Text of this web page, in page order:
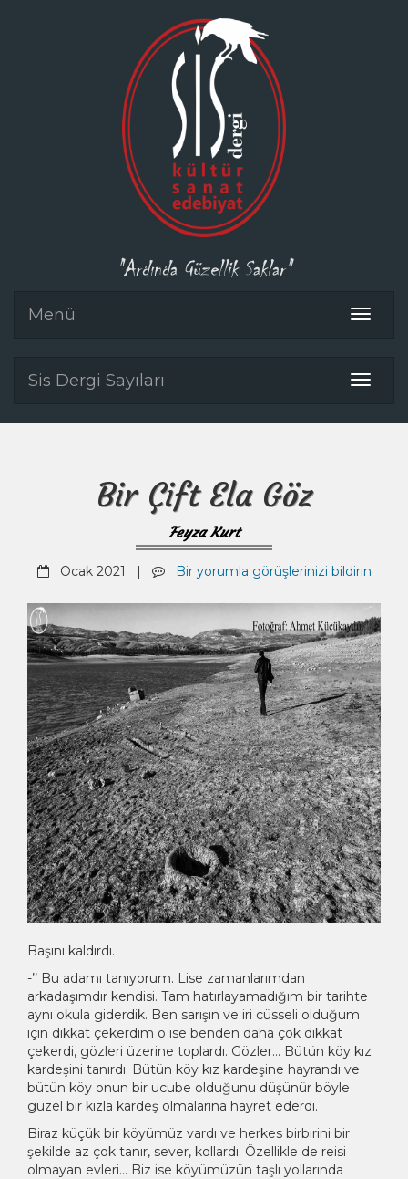
"Ardında Güzellik Saklar"
Toggle
Menü
Toggle
Sis Dergi Sayıları
Bir Çift Ela Göz
Feyza Kurt
Ocak 2021 | Bir yorumla görüşlerinizi bildirin
Başını kaldırdı.
­-’’ Bu adamı tanıyorum. Lise zamanlarımdan
arkadaşımdır kendisi. Tam hatırlayamadığım bir tarihte
aynı okula giderdik. Ben sarışın ve iri cüsseli olduğum
için dikkat çekerdim o ise benden daha çok dikkat
çekerdi, gözleri üzerine toplardı. Gözler… Bütün köy kız
kardeşini tanırdı. Bütün köy kız kardeşine hayrandı ve
bütün köy onun bir ucube olduğunu düşünür böyle
güzel bir kızla kardeş olmalarına hayret ederdi.
Biraz küçük bir köyümüz vardı ve herkes birbirini bir
şekilde az çok tanır, sever, kollardı. Özellikle de reisi
olmayan evleri… Biz ise köyümüzün taşlı yollarında